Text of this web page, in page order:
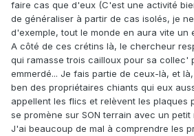
faire cas que d'eux (C'est une activité
de généraliser à partir de cas isolés, je
d'exemple, tout le monde en aura vite un
A côté de ces crétins là, le chercheur
qui ramasse trois cailloux pour sa collec'
emmerdé... Je fais partie de ceux-là, et
ben des propriétaires chiants qui eux
appellent les flics et relèvent les plaques
se promène sur SON terrain avec un petit
J'ai beaucoup de mal à comprendre les